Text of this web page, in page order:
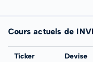
Cours actuels de
Bourse
Ticker Devise